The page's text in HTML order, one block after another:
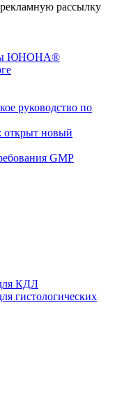
рассылку
ЮНОНА®
руководство по
открыт новый
GMP
КДЛ
гистологических